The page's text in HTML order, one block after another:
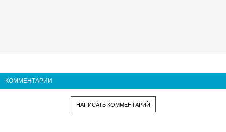
КОММЕНТАРИИ
НАПИСАТЬ КОММЕНТАРИЙ